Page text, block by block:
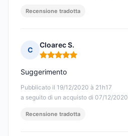
Recensione tradotta
C
Cloarec S.
Nota: 5 su 5
Pubblicato il 19/12/2020 à 21h17
a seguito di un acquisto di 07/12/2020
Suggerimento
Recensione tradotta